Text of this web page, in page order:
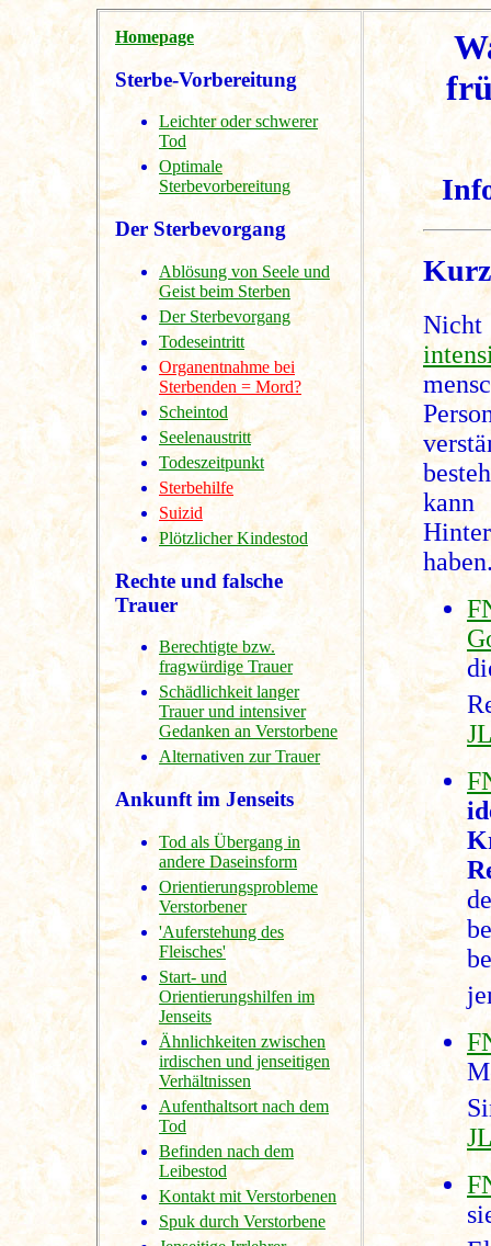
Homepage
Sterbe-Vorbereitung
Leichter oder schwerer
Tod
Optimale
Sterbevorbereitung
Der Sterbevorgang
Ablösung von Seele und
Geist beim Sterben
Der Sterbevorgang
Todeseintritt
Organentnahme bei
Sterbenden = Mord?
Scheintod
Seelenaustritt
Todeszeitpunkt
Sterbehilfe
Suizid
Plötzlicher Kindestod
Rechte und falsche
Trauer
Berechtigte bzw.
fragwürdige Trauer
Schädlichkeit langer
Trauer und intensiver
Gedanken an Verstorbene
Alternativen zur Trauer
Ankunft im Jenseits
Tod als Übergang in
andere Daseinsform
Orientierungsprobleme
Verstorbener
'Auferstehung des
Fleisches'
Start- und
Orientierungshilfen im
Jenseits
Ähnlichkeiten zwischen
irdischen und jenseitigen
Verhältnissen
Aufenthaltsort nach dem
Tod
Befinden nach dem
Leibestod
Kontakt mit Verstorbenen
Spuk durch Verstorbene